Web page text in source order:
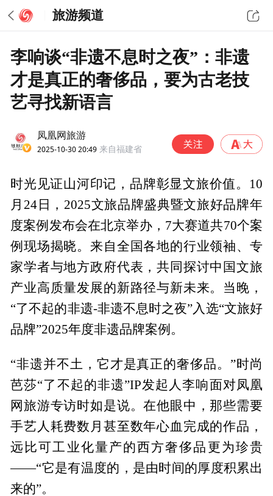
旅游频道
李响谈“非遗不息时之夜”：非遗
才是真正的奢侈品，要为古老技
艺寻找新语言
凤凰网旅游
2025-10-30 20:49 来自福建省
时光见证山河印记，品牌彰显文旅价值。10
月24日，2025文旅品牌盛典暨文旅好品牌年
度案例发布会在北京举办，7大赛道共70个案
例现场揭晓。来自全国各地的行业领袖、专
家学者与地方政府代表，共同探讨中国文旅
产业高质量发展的新路径与新未来。当晚，
“了不起的非遗-非遗不息时之夜”入选“文旅好
品牌”2025年度非遗品牌案例。
“非遗并不土，它才是真正的奢侈品。”时尚
芭莎“了不起的非遗”IP发起人李响面对凤凰
网旅游专访时如是说。在他眼中，那些需要
手艺人耗费数月甚至数年心血完成的作品，
远比可工业化量产的西方奢侈品更为珍贵
——“它是有温度的，是由时间的厚度积累出
来的”。